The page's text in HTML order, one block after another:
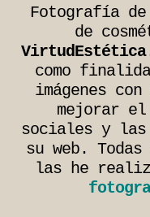
Fotografía
de
VirtudEstética
como
imágenes
mejorar el
sociales y las
su web.
las he